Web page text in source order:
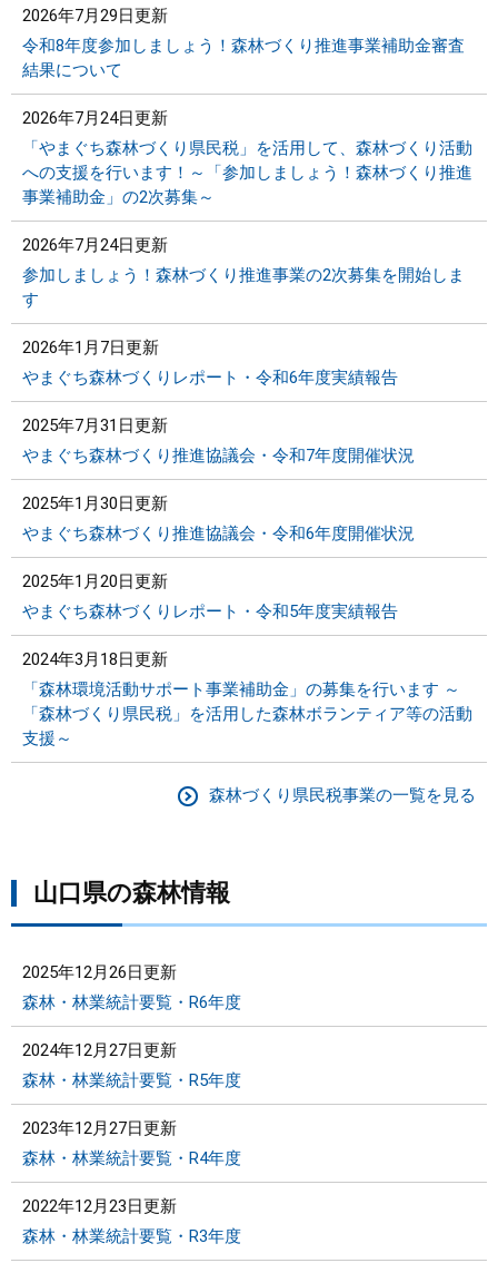
2026年7月29日更新
令和8年度参加しましょう！森林づくり推進事業補助金審査
結果について
2026年7月24日更新
「やまぐち森林づくり県民税」を活用して、森林づくり活動
への支援を行います！～「参加しましょう！森林づくり推進
事業補助金」の2次募集～
2026年7月24日更新
参加しましょう！森林づくり推進事業の2次募集を開始しま
す
2026年1月7日更新
やまぐち森林づくりレポート・令和6年度実績報告
2025年7月31日更新
やまぐち森林づくり推進協議会・令和7年度開催状況
2025年1月30日更新
やまぐち森林づくり推進協議会・令和6年度開催状況
2025年1月20日更新
やまぐち森林づくりレポート・令和5年度実績報告
2024年3月18日更新
「森林環境活動サポート事業補助金」の募集を行います ～
「森林づくり県民税」を活用した森林ボランティア等の活動
支援～
森林づくり県民税事業の一覧を見る
山口県の森林情報
2025年12月26日更新
森林・林業統計要覧・R6年度
2024年12月27日更新
森林・林業統計要覧・R5年度
2023年12月27日更新
森林・林業統計要覧・R4年度
2022年12月23日更新
森林・林業統計要覧・R3年度